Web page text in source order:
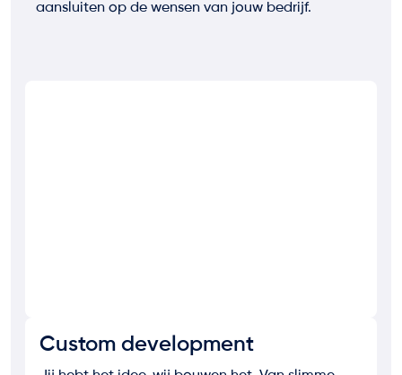
aansluiten op de wensen van jouw bedrijf.
Custom development